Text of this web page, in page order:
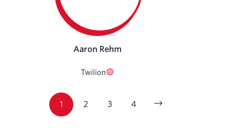
Aaron Rehm
Twilion
1 2 3 4